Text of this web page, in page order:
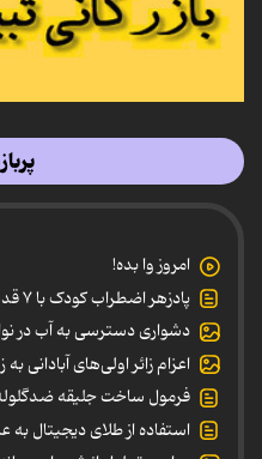
امروز وا بده!
پادزهر اضطراب کودک با ۷ قدم!
دشواری دسترسی به آب در
اعزام زائر اولی‌های آبادانی
فرمول ساخت جلیقه
استفاده از طلای دیجیتال به